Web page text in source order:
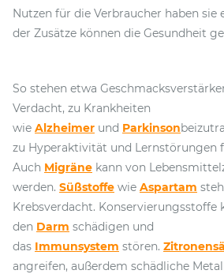
Nutzen für die Verbraucher haben sie
der Zusätze können die Gesundheit
So stehen etwa
Verdacht, zu Krankheiten
wie Alzheimer und Parkinson
zu Hyperaktivität und Lernstörungen
Auch Migräne kann von
werden. Süßstoffe wie Aspartam
Krebsverdacht. Konservierungsstoffe
den Darm schädigen und
das Immunsystem stören.
angreifen, außerdem schädliche